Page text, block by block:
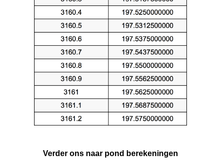
Verder ons naar pond berekeningen